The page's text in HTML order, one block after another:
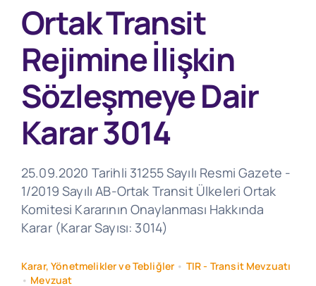
Ortak Transit
Rejimine İlişkin
Sözleşmeye Dair
Karar 3014
25.09.2020 Tarihli 31255 Sayılı Resmi Gazete -
1/2019 Sayılı AB-Ortak Transit Ülkeleri Ortak
Komitesi Kararının Onaylanması Hakkında
Karar (Karar Sayısı: 3014)
Karar, Yönetmelikler ve Tebliğler • TIR - Transit Mevzuatı
• Mevzuat